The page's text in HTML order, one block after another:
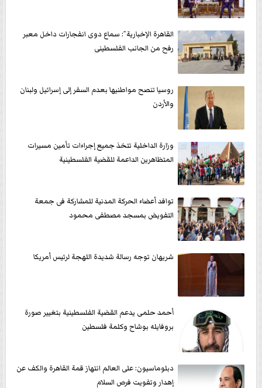
القاهرة الإخبارية”: سماع دوى انفجارات داخل معبر
رفح من الجانب الفلسطينى
روسيا تنصح مواطنيها بعدم السفر إلى إسرائيل ولبنان
والأردن
وزارة الداخلية تتخذ جميع إجراءات تأمين مسيرات
المتظاهرين الداعمة للقضية الفلسطينية
توافد أعضاء الحركة المدنية للمشاركة فى جمعة
التفويض بمسجد مصطفى محمود
‏شريهان توجه رسالة شديدة اللهجة لرئيس أمريكا
أحمد حلمى يدعم القضية الفلسطينية بتغيير صورة
بروفايله بوشاح وكلمة فلسطين
دبلوماسيون: على العالم انتهاز قمة القاهرة والكف عن
إهدار وتفويت فرص السلام